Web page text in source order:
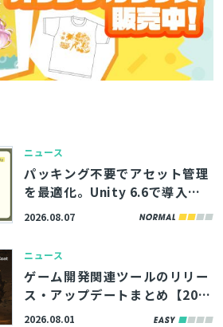
ニュース
パッキング不要でアセット管理
を最適化。Unity 6.6で導入さ
れる「Content Directories」
2026.08.07
ニュース
ゲーム開発関連ツールのリリー
ス・アップデートまとめ【202
6/8/1】
2026.08.01